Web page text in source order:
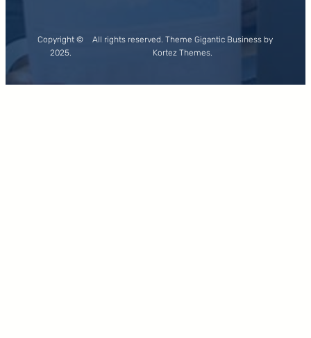
Copyright ©
2025.
All rights reserved. Theme Gigantic Business by
Kortez Themes.